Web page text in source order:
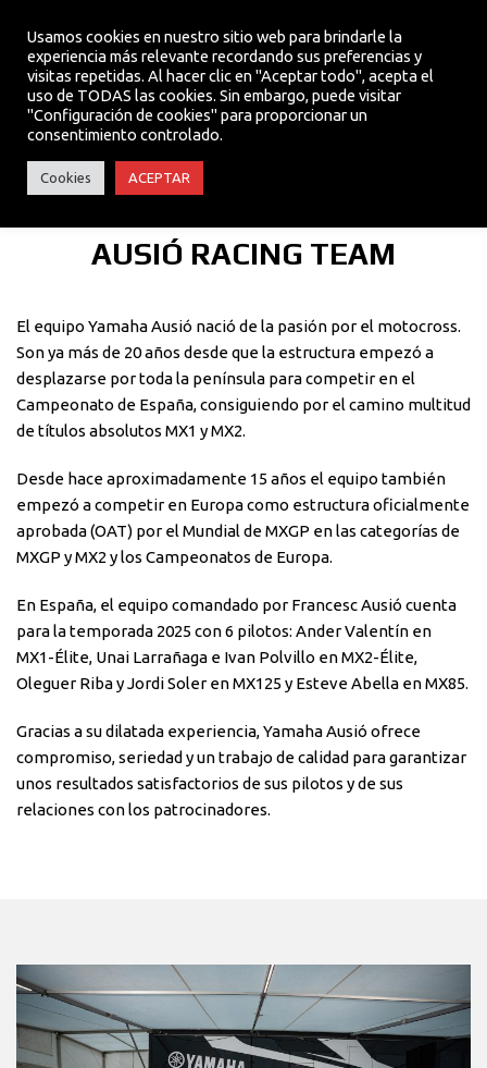
MENU
AUSIÓ RACING TEAM
AUSIÓ RACING TEAM
El equipo Yamaha Ausió nació de la pasión por el motocross.
Son ya más de 20 años desde que la estructura empezó a
desplazarse por toda la península para competir en el
Campeonato de España, consiguiendo por el camino multitud
de títulos absolutos MX1 y MX2.
Desde hace aproximadamente 15 años el equipo también
empezó a competir en Europa como estructura oficialmente
aprobada (OAT) por el Mundial de MXGP en las categorías de
MXGP y MX2 y los Campeonatos de Europa.
En España, el equipo comandado por Francesc Ausió cuenta
para la temporada 2025 con 6 pilotos: Ander Valentín en
MX1-Élite, Unai Larrañaga e Ivan Polvillo en MX2-Élite,
Oleguer Riba y Jordi Soler en MX125 y Esteve Abella en MX85.
Gracias a su dilatada experiencia, Yamaha Ausió ofrece
compromiso, seriedad y un trabajo de calidad para garantizar
unos resultados satisfactorios de sus pilotos y de sus
relaciones con los patrocinadores.
Usamos cookies en nuestro sitio web para brindarle la
experiencia más relevante recordando sus preferencias y
visitas repetidas. Al hacer clic en "Aceptar todo", acepta el
uso de TODAS las cookies. Sin embargo, puede visitar
"Configuración de cookies" para proporcionar un
consentimiento controlado.
Cookies ACEPTAR